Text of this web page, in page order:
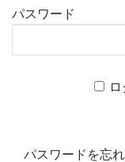
パスワード
パスワードを忘